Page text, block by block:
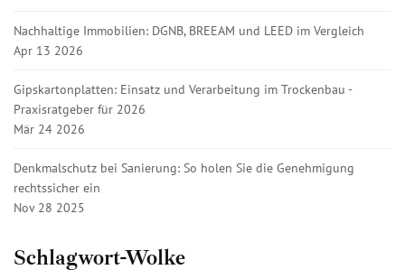
Nachhaltige Immobilien: DGNB, BREEAM und LEED im Vergleich
Apr 13 2026
Gipskartonplatten: Einsatz und Verarbeitung im Trockenbau -
Praxisratgeber für 2026
Mär 24 2026
Denkmalschutz bei Sanierung: So holen Sie die Genehmigung
rechtssicher ein
Nov 28 2025
Schlagwort-Wolke